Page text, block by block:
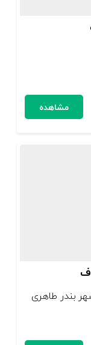
مشاهده
بندر طاهری